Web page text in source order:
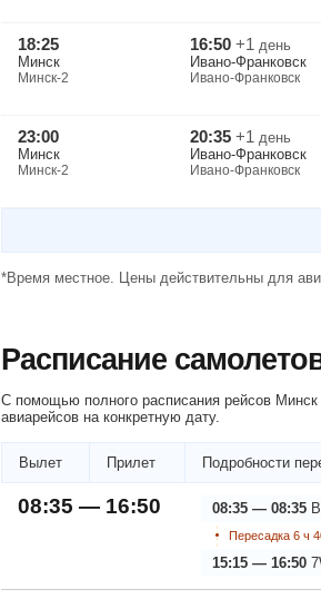
18:25
Минск
Минск-2
16:50 +1 день
Ивано-Франковск
Ивано-Франковск
23:00
Минск
Минск-2
20:35 +1 день
Ивано-Франковск
Ивано-Франковск
*Время местное. Цены действительны для
Расписание
С помощью полного расписания рейсов
авиарейсов на конкретную дату.
Вылет Прилет Подробности
08:35 — 16:50 08:35 — 08:35
Пересадка 6 ч
15:15 — 16:50